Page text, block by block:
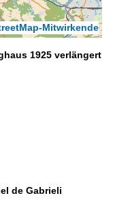
Mitwirkende
1925 verlängert
de Gabrieli